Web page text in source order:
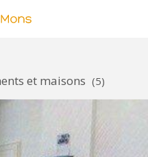
et maisons (5)
400 €
Charges:
50 €